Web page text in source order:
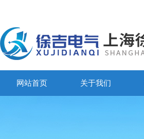
网站首页 关于我们